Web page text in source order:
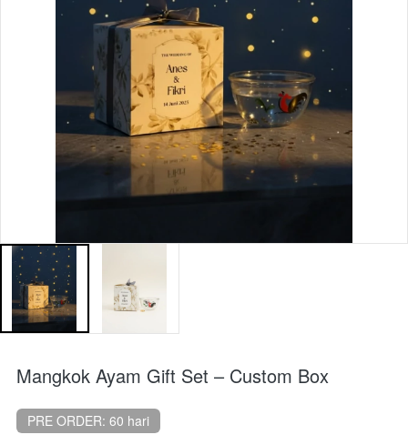
Mangkok Ayam Gift Set – Custom Box
PRE ORDER: 60 hari